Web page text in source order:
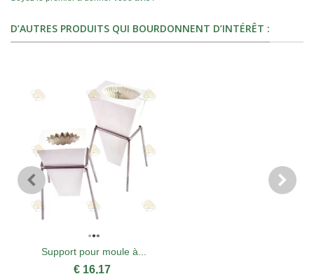
D’AUTRES PRODUITS QUI BOURDONNENT D’INTÉRÊT :
Support pour moule à...
€ 16,17